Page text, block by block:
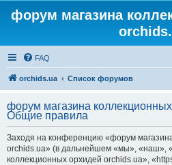
форум магазина
FAQ
orchids.ua Список форумов
форум магазина
Общие правила
Заходя на конференцию «форум
orchids.ua» (в дальнейшем «мы», «наш»,
коллекционных орхидей orchids.ua»,